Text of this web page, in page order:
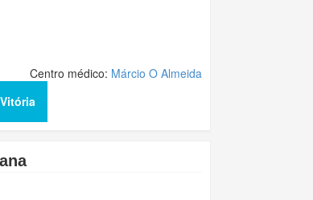
Centro médico: Márcio O Almeida